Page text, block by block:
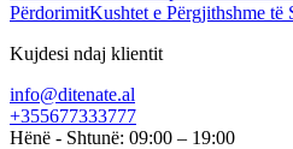
PërdorimitKushtet e Përgjithshme të
Kujdesi ndaj klientit
info@ditenate.al
+355677333777
Hënë - Shtunë: 09:00 – 19:00